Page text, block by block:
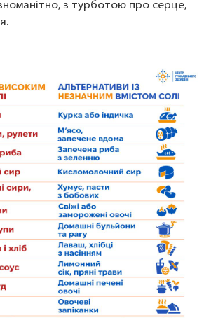
з турботою про серце,